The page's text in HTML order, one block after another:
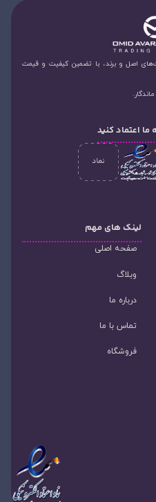
اصل و برند، با تضمین کیفیت و قیمت
ما اعتماد کنید
لینک های مهم
صفحه اصلی
وبلاگ
درباره ما
تماس با ما
فروشگاه